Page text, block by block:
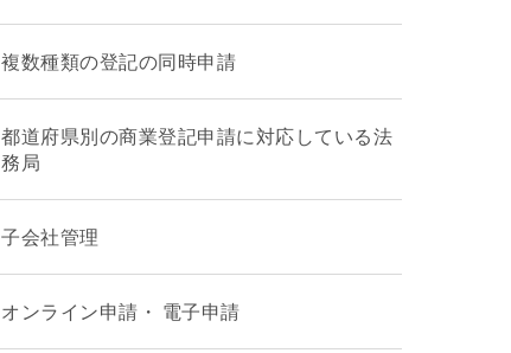
複数種類の登記の同時申請
都道府県別の商業登記申請に対応している法
務局
子会社管理
オンライン申請・ 電子申請